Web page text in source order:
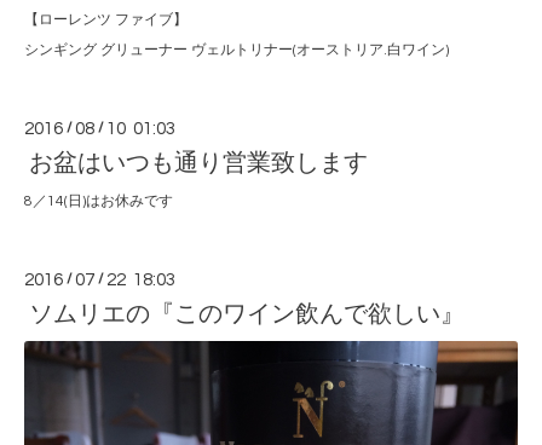
【ローレンツ ファイブ】
シンギング グリューナー ヴェルトリナー(オーストリア.白ワイン)
2016 /08 / 10 01:03
お盆はいつも通り営業致します
8／14(日)はお休みです
2016 /07 / 22 18:03
ソムリエの『このワイン飲んで欲しい』